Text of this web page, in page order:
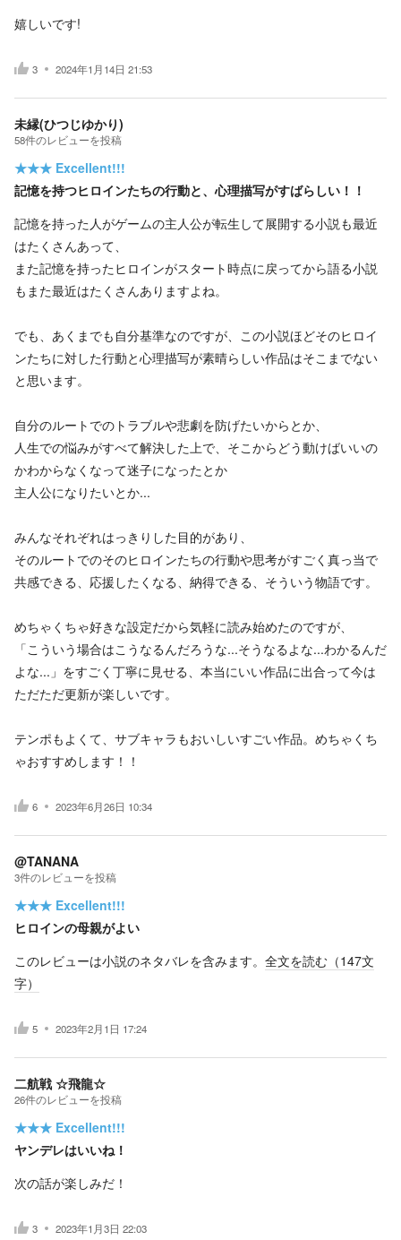
嬉しいです!
3 2024年1月14日 21:53
未縁(ひつじゆかり)
58件のレビューを投稿
★★★ Excellent!!!
記憶を持つヒロインたちの行動と、心理描写がすばらしい！！
記憶を持った人がゲームの主人公が転生して展開する小説も最近
はたくさんあって、
また記憶を持ったヒロインがスタート時点に戻ってから語る小説
もまた最近はたくさんありますよね。
でも、あくまでも自分基準なのですが、この小説ほどそのヒロイ
ンたちに対した行動と心理描写が素晴らしい作品はそこまでない
と思います。
自分のルートでのトラブルや悲劇を防げたいからとか、
人生での悩みがすべて解決した上で、そこからどう動けばいいの
かわからなくなって迷子になったとか
主人公になりたいとか...
みんなそれぞれはっきりした目的があり、
そのルートでのそのヒロインたちの行動や思考がすごく真っ当で
共感できる、応援したくなる、納得できる、そういう物語です。
めちゃくちゃ好きな設定だから気軽に読み始めたのですが、
「こういう場合はこうなるんだろうな...そうなるよな...わかるんだ
よな...」をすごく丁寧に見せる、本当にいい作品に出合って今は
ただただ更新が楽しいです。
テンポもよくて、サブキャラもおいしいすごい作品。めちゃくち
ゃおすすめします！！
6 2023年6月26日 10:34
@TANANA
3件のレビューを投稿
★★★ Excellent!!!
ヒロインの母親がよい
このレビューは小説のネタバレを含みます。 全文を読む（147文
字）
5 2023年2月1日 17:24
二航戦 ☆飛龍☆
26件のレビューを投稿
★★★ Excellent!!!
ヤンデレはいいね！
次の話が楽しみだ！
3 2023年1月3日 22:03